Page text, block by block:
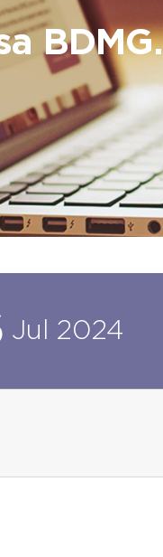
BDMG.
Jul 2024